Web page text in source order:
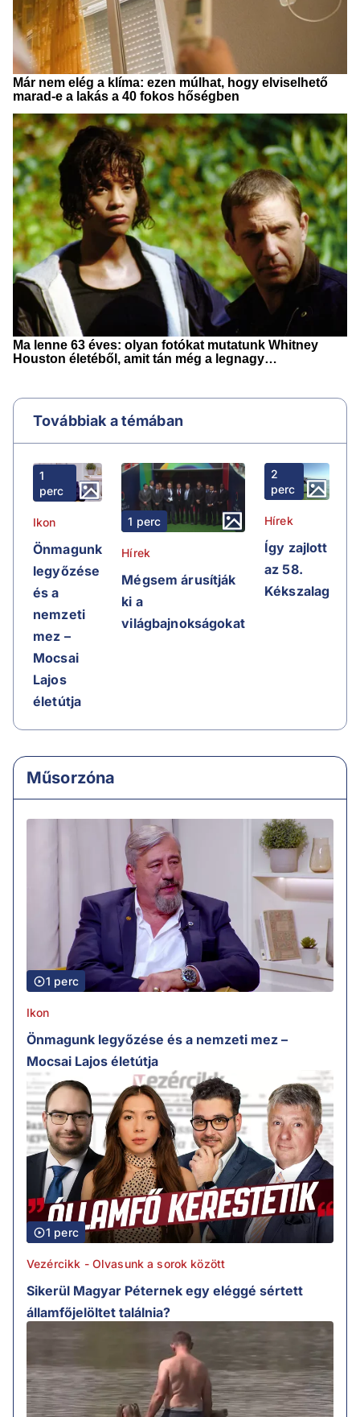
Továbbiak a témában
1
perc
Ikon
Önmagunk
legyőzése
és a
nemzeti
mez –
Mocsai
Lajos
életútja
1 perc
Hírek
Mégsem árusítják
ki a
világbajnokságokat
2
perc
Hírek
Így zajlott
az 58.
Kékszalag
Műsorzóna
1 perc
Ikon
Önmagunk legyőzése és a nemzeti mez –
Mocsai Lajos életútja
1 perc
Vezércikk - Olvasunk a sorok között
Sikerül Magyar Péternek egy eléggé sértett
államfőjelöltet találnia?